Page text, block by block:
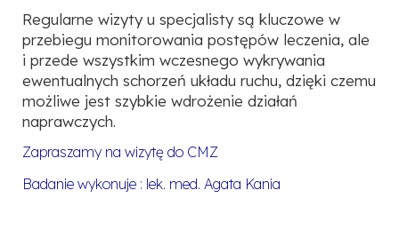
Regularne wizyty u specjalisty są kluczowe w
przebiegu monitorowania postępów leczenia, ale
i przede wszystkim wczesnego wykrywania
ewentualnych schorzeń układu ruchu, dzięki czemu
możliwe jest szybkie wdrożenie działań
naprawczych.
Zapraszamy na wizytę do CMZ
Badanie wykonuje : lek. med. Agata Kania